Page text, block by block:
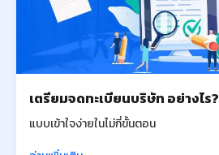
เตรียมจดทะเบียนบริษัท อย่างไร?
แบบเข้าใจง่ายในไม่กี่ขั้นตอน